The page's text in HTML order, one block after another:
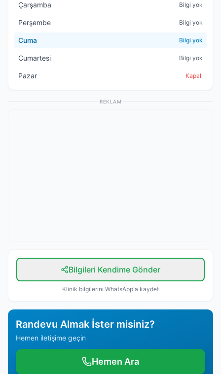
Çarşamba Bilgi yok
Perşembe Bilgi yok
Cuma Bilgi yok
Cumartesi Bilgi yok
Pazar Kapalı
REKLAM
Bilgileri Kendime Gönder
Klinik bilgilerini WhatsApp'a kaydet
Randevu Almak İster misiniz?
Hemen iletişime geçin
Hemen Ara